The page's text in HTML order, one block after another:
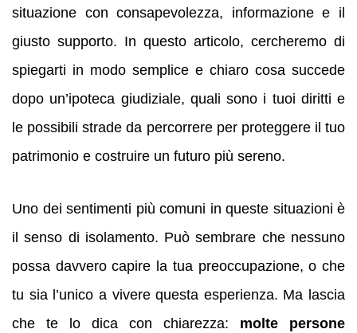
situazione con consapevolezza, informazione e il
giusto supporto. In questo articolo, cercheremo di
spiegarti in modo semplice e chiaro cosa succede
dopo un’ipoteca giudiziale, quali sono i tuoi diritti e
le possibili strade da percorrere per proteggere il tuo
patrimonio e costruire un futuro più sereno.
Uno dei sentimenti più comuni in queste situazioni è
il senso di isolamento. Può sembrare che nessuno
possa davvero capire la tua preoccupazione, o che
tu sia l’unico a vivere questa esperienza. Ma lascia
che te lo dica con chiarezza: molte persone